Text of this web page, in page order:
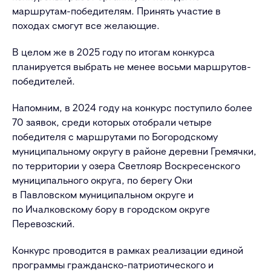
маршрутам-победителям. Принять участие в
походах смогут все желающие.
В целом же в 2025 году по итогам конкурса
планируется выбрать не менее восьми маршрутов-
победителей.
Напомним, в 2024 году на конкурс поступило более
70 заявок, среди которых отобрали четыре
победителя с маршрутами по Богородскому
муниципальному округу в районе деревни Гремячки,
по территории у озера Светлояр Воскресенского
муниципального округа, по берегу Оки
в Павловском муниципальном округе и
по Ичалковскому бору в городском округе
Перевозский.
Конкурс проводится в рамках реализации единой
программы гражданско-патриотического и